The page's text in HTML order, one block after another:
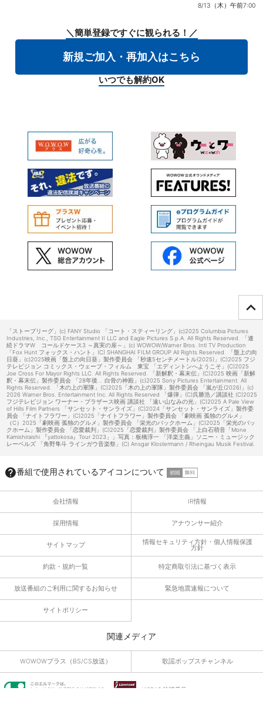
8/13（木）午前7:00
＼簡単登録ですぐに観られる！／
新規ご加入・再加入はこちら
いつでも解約OK
「ストーブリーグ」(c) FANY Studio 「コート・スティーリング」(c)2025 Columbia Pictures
Industries, Inc., TSG Entertainment II LLC and Eagle Pictures S.p.A. All Rights Reserved. 「連
続ドラマW コールドケース3 ～真実の扉～」(c) WOWOW/Warner Bros. Intl TV Production
「Fox Hunt フォックス・ハント」(C) SHANGHAI FILM GROUP All Rights Reserved. 「盤上の向
日葵」(c)2025映画「盤上の向日葵」製作委員会 「秒速5センチメートル(2025)」(C)2025 フジ
テレビジョン コミックス・ウェーブ・フィルム 東宝 「エディントンへようこそ」(C)2025
Joe Cross For Mayor Rights LLC. All Rights Reserved. 「新解釈・幕末伝」(C)2025 映画「新解
釈・幕末伝」製作委員会 「28年後... 白骨の神殿」(c)2025 Sony Pictures Entertainment. All
Rights Reserved. 「木の上の軍隊」(C)2025「木の上の軍隊」製作委員会 「嵐が丘(2026)」(c)
2026 Warner Bros. Entertainment Inc. All Rights Reserved 「爆弾」(C)呉勝浩／講談社 (C)2025
フジテレビジョン ワーナー・ブラザース映画 講談社 「遠い山なみの光」(C)2025 A Pale View
of Hills Film Partners 「サンセット・サンライズ」(C)2024「サンセット・サンライズ」製作委
員会 「ナイトフラワー」(C)2025「ナイトフラワー」製作委員会 「劇映画 孤独のグルメ」
（C）2025「劇映画 孤独のグルメ」製作委員会 「栄光のバックホーム」(C)2025「栄光のバッ
クホーム」製作委員会 「恋愛裁判」(C)2025「恋愛裁判」製作委員会 「上白石萌音「Mone
Kamishiraishi 『yattokosa』Tour 2023」」写真：板橋淳一 「洋楽主義」ソニー・ミュージック
レーベルズ 「角野隼斗 ラインガウ音楽祭」(C) Ansgar Klostermann / Rheingau Musik Festival.
番組で使用されているアイコンについて
会社情報 IR情報
採用情報 アナウンサー紹介
サイトマップ 情報セキュリティ方針・個人情報保護
方針
約款・規約一覧 特定商取引法に基づく表示
放送番組のご利用に関するお知らせ 緊急地震速報について
サイトポリシー
関連メディア
WOWOWプラス（BS/CS放送） 歌謡ポップスチャンネル
JASRAC 許諾番号